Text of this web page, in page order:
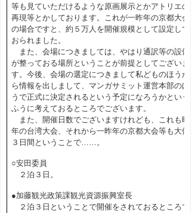
等も見ていただけるような原画展示とかアトリエの
再現等とかしております。これが一昨年の京都大会
の場合ですと、約５万人を開催規模として設定して
おられました。
また、会場につきましては、やはり通訳等の設備
が整っておる場所ということが前提としてございま
す。今後、会場の選定につきまして私どものほうか
ら情報を出しまして、マンガサミット運営本部のほ
うで正式に決定されるという予定になろうかという
ふうに考えておるところでございます。
また、開催日数でございますけれども、これも昨
年の台湾大会、それから一昨年の京都大会等も大体
３日間ということで……。
○安田委員
２泊３日。
●加藤観光政策課観光資源振興室長
２泊３日ということで開催をされておるところで